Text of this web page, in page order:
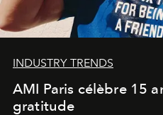
INDUSTRY TRENDS
AMI Paris célèbre 15
gratitude